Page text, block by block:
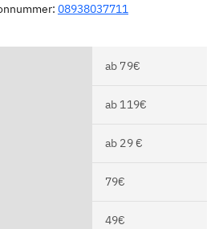
08938037711
ab 79€
ab 119€
ab 29 €
79€
49€